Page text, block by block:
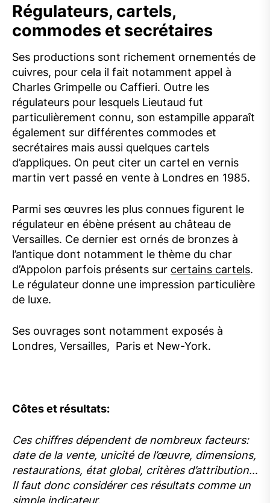
Régulateurs, cartels,
commodes et secrétaires
Ses productions sont richement ornementés de
cuivres, pour cela il fait notamment appel à
Charles Grimpelle ou Caffieri. Outre les
régulateurs pour lesquels Lieutaud fut
particulièrement connu, son estampille apparaît
également sur différentes commodes et
secrétaires mais aussi quelques cartels
d’appliques. On peut citer un cartel en vernis
martin vert passé en vente à Londres en 1985.
Parmi ses œuvres les plus connues figurent le
régulateur en ébène présent au château de
Versailles. Ce dernier est ornés de bronzes à
l’antique dont notamment le thème du char
d’Appolon parfois présents sur certains cartels.
Le régulateur donne une impression particulière
de luxe.
Ses ouvrages sont notamment exposés à
Londres, Versailles, Paris et New-York.
Côtes et résultats:
Ces chiffres dépendent de nombreux facteurs:
date de la vente, unicité de l’œuvre, dimensions,
restaurations, état global, critères d’attribution…
Il faut donc considérer ces résultats comme un
simple indicateur.